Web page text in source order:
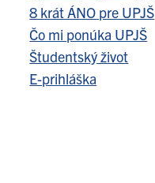
8 krát ÁNO pre UPJŠ
Čo mi ponúka UPJŠ
Študentský život
E-prihláška